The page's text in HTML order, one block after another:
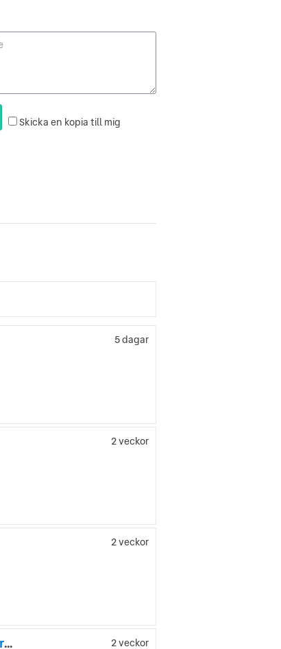
Skicka en kopia till mig
5 dagar
2 veckor
2 veckor
Mercedes-Benz GLA 220 CDI 4MATIC 7G-DCT Drag Värmare Kamera HarmanKardon
2 veckor